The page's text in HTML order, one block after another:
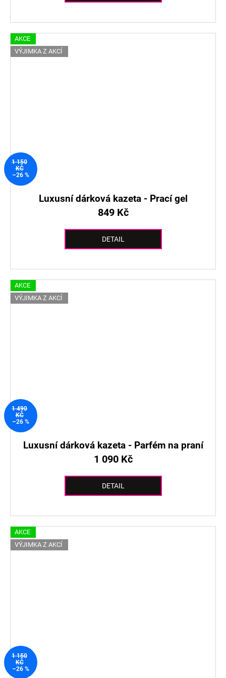
AKCE
VÝJIMKA Z AKCÍ
1 150
KČ
–26 %
Luxusní dárková kazeta - Prací gel
849 Kč
DETAIL
AKCE
VÝJIMKA Z AKCÍ
1 490
KČ
–26 %
Luxusní dárková kazeta - Parfém na praní
1 090 Kč
DETAIL
AKCE
VÝJIMKA Z AKCÍ
1 150
KČ
–26 %